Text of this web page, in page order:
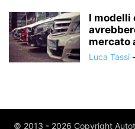
I modelli
mercato
Luca Tassi -
© 2013 - 2026 Copyright